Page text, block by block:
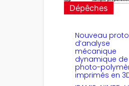
Dépêches
Nouveau
d’analyse
mécanique
dynamique de
photo-
imprimés en